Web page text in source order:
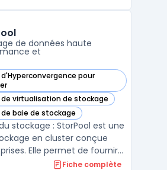
pour créer un
à partir d'un stockage
de données haute
et
pour
dans cette catégorie
virtualisation de stockage
dans cette catégorie
baie de stockage
dans cette catégorie
stockage : StorPool est une
en cluster conçue
Elle permet de fournir
de stockage partagée,
Fiche complète